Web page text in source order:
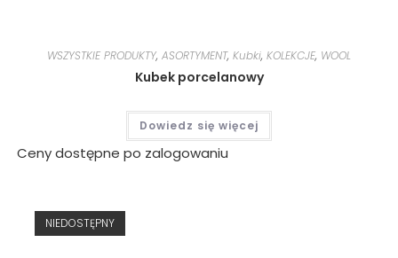
WSZYSTKIE PRODUKTY, ASORTYMENT, Kubki, KOLEKCJE, WOOL
Kubek porcelanowy
Dowiedz się więcej
Ceny dostępne po zalogowaniu
NIEDOSTĘPNY